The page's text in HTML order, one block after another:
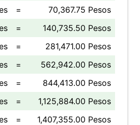
=
70,367.75 Pesos
=
140,735.50 Pesos
=
281,471.00 Pesos
=
562,942.00 Pesos
=
844,413.00 Pesos
=
1,125,884.00 Pesos
=
1,407,355.00 Pesos